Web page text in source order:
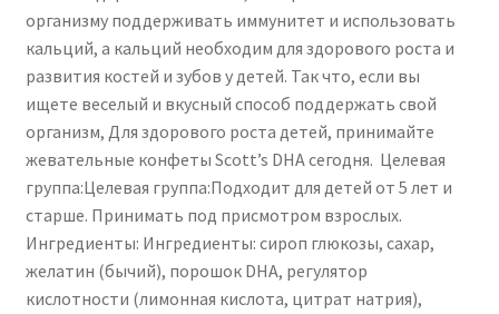
организму поддерживать иммунитет и использовать
кальций, а кальций необходим для здорового роста и
развития костей и зубов у детей. Так что, если вы
ищете веселый и вкусный способ поддержать свой
организм, Для здорового роста детей, принимайте
жевательные конфеты Scott’s DHA сегодня. Целевая
группа:Целевая группа:Подходит для детей от 5 лет и
старше. Принимать под присмотром взрослых.
Ингредиенты: Ингредиенты: сироп глюкозы, сахар,
желатин (бычий), порошок DHA, регулятор
кислотности (лимонная кислота, цитрат натрия),